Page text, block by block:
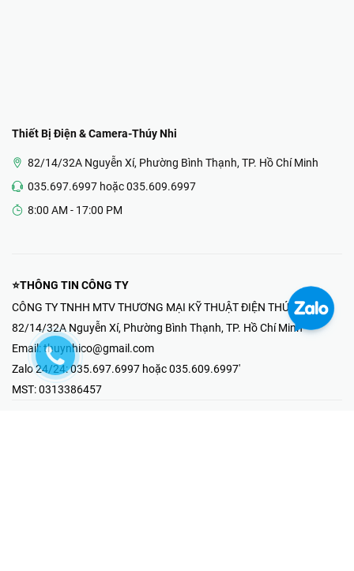
Thiết Bị Điện & Camera-Thúy Nhi
82/14/32A Nguyễn Xí, Phường Bình Thạnh, TP. Hồ Chí Minh
035.697.6997 hoặc 035.609.6997
8:00 AM - 17:00 PM
⭐THÔNG TIN CÔNG TY
CÔNG TY TNHH MTV THƯƠNG MẠI KỸ THUẬT ĐIỆN THÚY NHI
82/14/32A Nguyễn Xí, Phường Bình Thạnh, TP. Hồ Chí Minh
Email: thuynhico@gmail.com
Zalo 24/24:035.697.6997 hoặc 035.609.6997'
MST:0313386457